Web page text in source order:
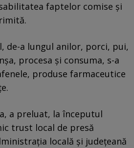
faptelor comise și
de-a lungul anilor, porci, pui,
procesa și consuma, s-a
produse farmaceutice
a preluat, la începutul
trust local de presă
locală și județeană